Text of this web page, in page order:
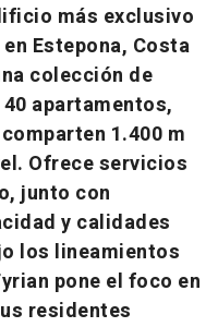
más exclusivo
Estepona, Costa
colección de
apartamentos,
1.400 m
Ofrece servicios
junto con
y calidades
los lineamientos
pone el foco en
residentes